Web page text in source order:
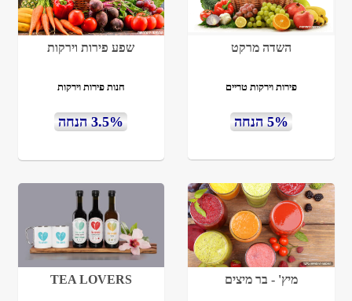
השדה מרקט
פירות וירקות טריים
5% הנחה
שפע פירות וירקות
חנות פירות וירקות
3.5% הנחה
מיץ' - בר מיצים TEA LOVERS